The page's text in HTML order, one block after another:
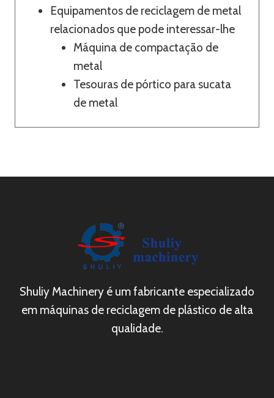
Equipamentos de reciclagem de metal
relacionados que pode interessar-lhe
Máquina de compactação de
metal
Tesouras de pórtico para sucata
de metal
Shuliy Machinery é um fabricante especializado
em máquinas de reciclagem de plástico de alta
qualidade.